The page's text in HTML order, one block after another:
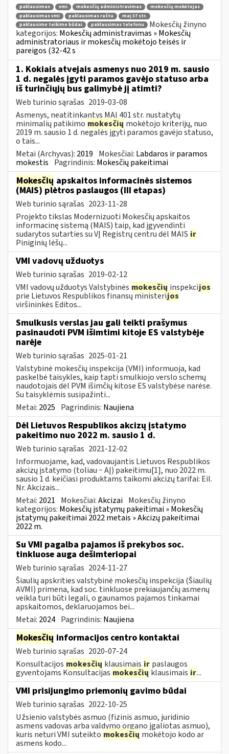
paklausimas vmi mokesčių administravimas
mokesčių mokėtojas
paklausimas vmi
paklausimas raštu
maį 37 str.
paklausimo teikimo būdai
paklausimas telefonu
Mokesčių žinyno
kategorijos: Mokesčių administravimas » Mokesčių
administratoriaus ir mokesčių mokėtojo teisės ir
pareigos (32-42 s
1. Kokiais atvejais asmenys nuo 2019 m. sausio
1 d. negalės įgyti paramos gavėjo statuso arba
iš turinčiųjų bus galimybė jį atimti?
Web turinio sąrašas 2019-03-08
Asmenys, neatitinkantys MAĮ 401 str. nustatytų
minimalių patikimo mokesčių mokėtojo kriterijų, nuo
2019 m. sausio 1 d. negalės įgyti paramos gavėjo statuso,
o tais...
Metai (Archyvas): 2019 Mokesčiai: Labdaros ir paramos
mokestis Pagrindinis: Mokesčių pakeitimai
Mokesčių apskaitos informacinės sistemos
(MAIS) plėtros paslaugos (III etapas)
Web turinio sąrašas 2023-11-28
Projekto tikslas Modernizuoti Mokesčių apskaitos
informacinę sistemą (MAIS) taip, kad įgyvendinti
sudarytos sutarties su VĮ Registrų centru dėl MAIS ir
Piniginių lėšų...
VMI vadovų užduotys
Web turinio sąrašas 2019-02-12
VMI vadovų užduotys Valstybinės mokesčių inspekcijos
prie Lietuvos Respublikos finansų ministerijos
viršininkės Editos...
Smulkusis verslas jau gali teikti prašymus
pasinaudoti PVM išimtimi kitoje ES valstybėje
narėje
Web turinio sąrašas 2025-01-21
Valstybinė mokesčių inspekcija (VMI) informuoja, kad
paskelbė taisykles, kaip tapti smulkiojo verslo schemų
naudotojais dėl PVM išimčių kitose ES valstybėse narėse.
Su taisyklėmis susipažinti...
Metai: 2025 Pagrindinis: Naujiena
Dėl Lietuvos Respublikos akcizų įstatymo
pakeitimo nuo 2022 m. sausio 1 d.
Web turinio sąrašas 2021-12-02
Informuojame, kad, vadovaujantis Lietuvos Respublikos
akcizų įstatymo (toliau − AĮ) pakeitimu[1], nuo 2022 m.
sausio 1 d. keičiasi produktams taikomi akcizų tarifai: Eil.
Nr. Akcizais...
Metai: 2021 Mokesčiai:Akcizai Mokesčių žinyno
kategorijos: Mokesčių įstatymų pakeitimai » Mokesčių
įstatymų pakeitimai 2022 metais » Akcizų pakeitimai
2022 m.
Su VMI pagalba pajamos iš prekybos soc.
tinkluose auga dešimteriopai
Web turinio sąrašas 2024-11-27
Šiaulių apskrities valstybinė mokesčių inspekcija (Šiaulių
AVMI) primena, kad soc. tinkluose prekiaujančių asmenų
veikla turi būti legali, o gaunamos pajamos tinkamai
apskaitomos, deklaruojamos bei...
Metai: 2024 Pagrindinis: Naujiena
Mokesčių informacijos centro kontaktai
Web turinio sąrašas 2020-07-24
Konsultacijos mokesčių klausimais ir paslaugos
gyventojams Konsultacijas mokesčiųklausimais ir...
VMI prisijungimo priemonių gavimo būdai
Web turinio sąrašas 2022-10-25
Užsienio valstybės asmuo (fizinis asmuo, juridinio
asmens vadovas arba valdymo organo įgaliotas asmuo),
kuris neturi VMI suteikto mokesčių mokėtojo kodo ar
asmens kodo...